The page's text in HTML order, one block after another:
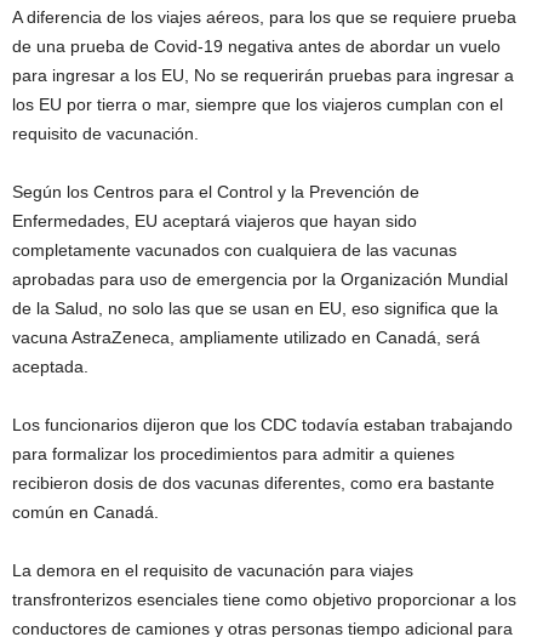
A diferencia de los viajes aéreos, para los que se requiere prueba
de una prueba de Covid-19 negativa antes de abordar un vuelo
para ingresar a los EU, No se requerirán pruebas para ingresar a
los EU por tierra o mar, siempre que los viajeros cumplan con el
requisito de vacunación.
Según los Centros para el Control y la Prevención de
Enfermedades, EU aceptará viajeros que hayan sido
completamente vacunados con cualquiera de las vacunas
aprobadas para uso de emergencia por la Organización Mundial
de la Salud, no solo las que se usan en EU, eso significa que la
vacuna AstraZeneca, ampliamente utilizado en Canadá, será
aceptada.
Los funcionarios dijeron que los CDC todavía estaban trabajando
para formalizar los procedimientos para admitir a quienes
recibieron dosis de dos vacunas diferentes, como era bastante
común en Canadá.
La demora en el requisito de vacunación para viajes
transfronterizos esenciales tiene como objetivo proporcionar a los
conductores de camiones y otras personas tiempo adicional para